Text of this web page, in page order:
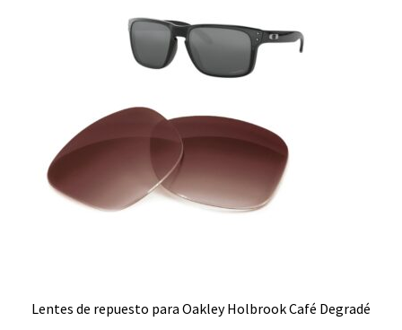
Lentes de repuesto para Oakley Holbrook Café Degradé